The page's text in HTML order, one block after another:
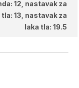
12, nastavak za
13, nastavak za
laka tla: 19.5